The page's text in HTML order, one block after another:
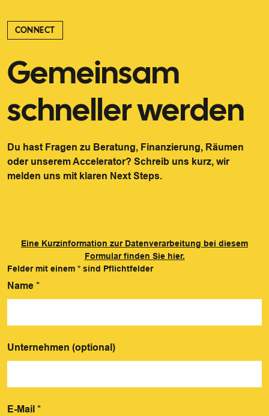
CONNECT
Gemeinsam
schneller werden
Du hast Fragen zu Beratung, Finanzierung, Räumen
oder unserem Accelerator? Schreib uns kurz, wir
melden uns mit klaren Next Steps.
Eine Kurzinformation zur Datenverarbeitung bei diesem
Formular finden Sie hier.
Felder mit einem * sind Pflichtfelder
Name *
Unternehmen (optional)
E-Mail *